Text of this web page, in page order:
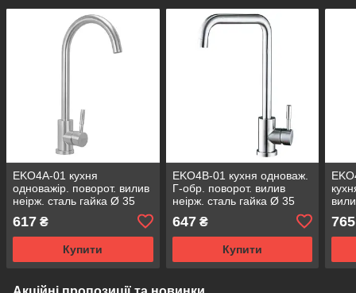
EKO4A-01 кухня
одноважір. поворот. вилив
неірж. сталь гайка Ø 35
617 ₴
Купити
EKO4B-01 кухня одноваж.
Г-обр. поворот. вилив
неірж. сталь гайка Ø 35
647₴
Купити
765